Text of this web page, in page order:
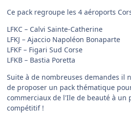
Ce pack regroupe les 4 aéroports
LFKC – Calvi Sainte-Catherine
LFKJ – Ajaccio Napoléon Bonaparte
LFKF – Figari Sud Corse
LFKB – Bastia Poretta
Suite à de nombreuses demandes il
de proposer un pack thématique
commerciaux de l'Ile de beauté à un
compétitif !